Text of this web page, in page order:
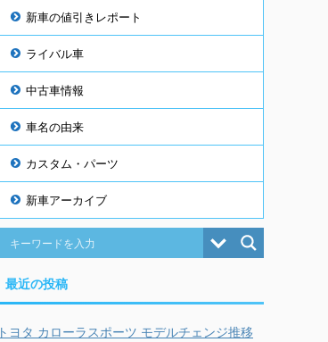
新車の値引きレポート
ライバル車
中古車情報
車名の由来
カスタム・パーツ
新車アーカイブ
最近の投稿
トヨタ カローラスポーツ モデルチェンジ推移